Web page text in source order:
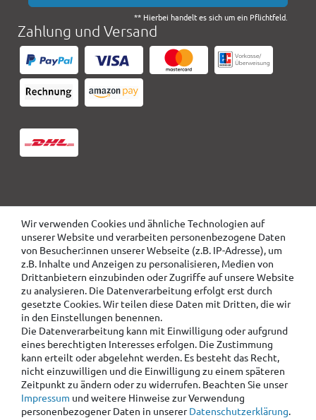
Wir verwenden Cookies und ähnliche Technologien auf
unserer Website und verarbeiten personenbezogene Daten
von Besucher:innen unserer Webseite (z.B. IP-Adresse), um
z.B. Inhalte und Anzeigen zu personalisieren, Medien von
Drittanbietern einzubinden oder Zugriffe auf unsere Website
zu analysieren. Die Datenverarbeitung erfolgt erst durch
gesetzte Cookies. Wir teilen diese Daten mit Dritten, die wir
in den Einstellungen benennen.
Die Datenverarbeitung kann mit Einwilligung oder aufgrund
eines berechtigten Interesses erfolgen. Die Zustimmung
kann erteilt oder abgelehnt werden. Es besteht das Recht,
nicht einzuwilligen und die Einwilligung zu einem späteren
Zeitpunkt zu ändern oder zu widerrufen. Beachten Sie unser
Impressum und weitere Hinweise zur Verwendung
personenbezogener Daten in unsererDaten­schutz­erklärung.
** Hierbei handelt es sich um ein Pflichtfeld.
Zahlung und Versand